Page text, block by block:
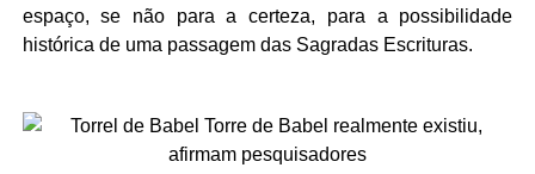
espaço, se não para a certeza, para a possibilidade
histórica de uma passagem das Sagradas Escrituras.